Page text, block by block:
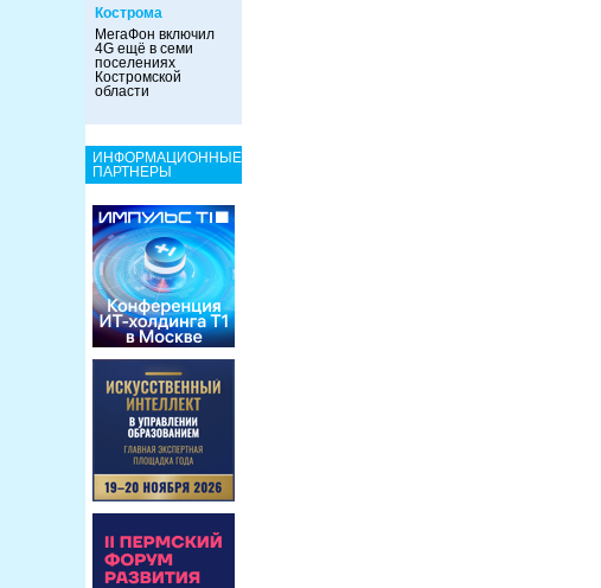
Кострома
МегаФон включил
4G ещё в семи
поселениях
Костромской
области
ИНФОРМАЦИОННЫЕ
ПАРТНЕРЫ